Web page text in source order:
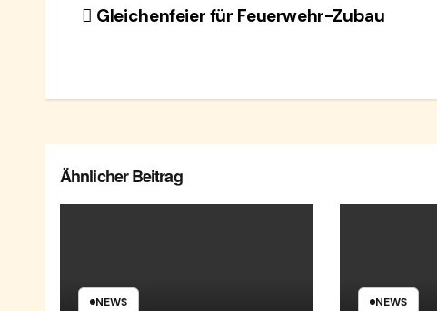
Beitragsnavigation
Gleichenfeier für Feuerwehr-Zubau
Ähnlicher Beitrag
NEWS NEWS